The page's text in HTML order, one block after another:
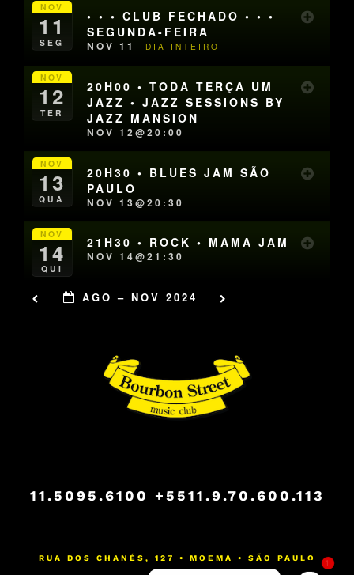
NOV
11
SEG
• • • CLUB FECHADO • • •
SEGUNDA-FEIRA
NOV 11 DIA INTEIRO
NOV
12
TER
20H00 • TODA TERÇA UM
JAZZ • JAZZ SESSIONS BY
JAZZ MANSION
NOV 12@20:00
NOV
13
QUA
20H30 • BLUES JAM SÃO
PAULO
NOV 13@20:30
NOV
14
QUI
21H30 • ROCK • MAMA JAM
NOV 14@21:30
AGO – NOV 2024
11.5095.6100 +5511.9.70.600.113
RUA DOS CHANÉS, 127 • MOEMA • SÃO PAULO 1